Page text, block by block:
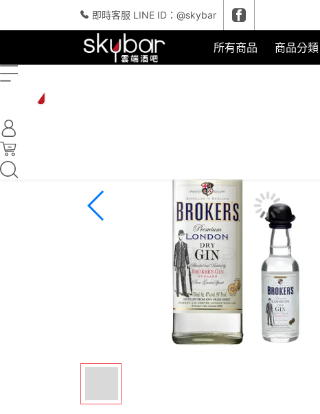
即時客服 LINE ID：@skybar
所有商品 商品分類
所有商品,琴酒,★ 買大送小